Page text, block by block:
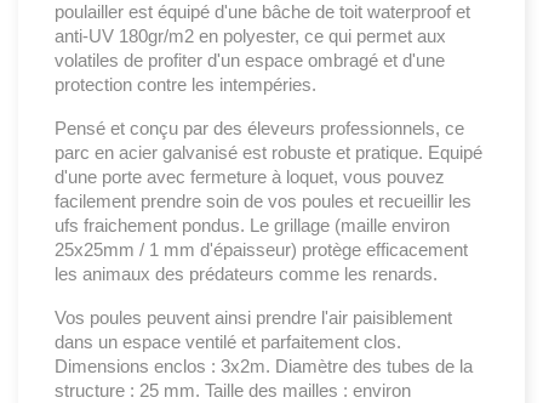
poulailler est équipé d'une bâche de toit waterproof et
anti-UV 180gr/m2 en polyester, ce qui permet aux
volatiles de profiter d'un espace ombragé et d'une
protection contre les intempéries.
Pensé et conçu par des éleveurs professionnels, ce
parc en acier galvanisé est robuste et pratique. Equipé
d'une porte avec fermeture à loquet, vous pouvez
facilement prendre soin de vos poules et recueillir les
ufs fraichement pondus. Le grillage (maille environ
25x25mm / 1 mm d'épaisseur) protège efficacement
les animaux des prédateurs comme les renards.
Vos poules peuvent ainsi prendre l'air paisiblement
dans un espace ventilé et parfaitement clos.
Dimensions enclos : 3x2m. Diamètre des tubes de la
structure : 25 mm. Taille des mailles : environ